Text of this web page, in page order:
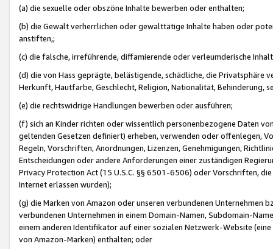
(a) die sexuelle oder obszöne Inhalte bewerben oder enthalten;
(b) die Gewalt verherrlichen oder gewalttätige Inhalte haben oder
anstiften,;
(c) die falsche, irreführende, diffamierende oder verleumderische
(d) die von Hass geprägte, belästigende, schädliche, die Privatsphäre
Herkunft, Hautfarbe, Geschlecht, Religion, Nationalität, Behinderung,
(e) die rechtswidrige Handlungen bewerben oder ausführen;
(f) sich an Kinder richten oder wissentlich personenbezogene Daten
geltenden Gesetzen definiert) erheben, verwenden oder offenlegen,
Regeln, Vorschriften, Anordnungen, Lizenzen, Genehmigungen,
Entscheidungen oder andere Anforderungen einer zuständigen
Privacy Protection Act (15 U.S.C. §§ 6501-6506) oder Vorschriften,
Internet erlassen wurden);
(g) die Marken von Amazon oder unseren verbundenen Unternehmen
verbundenen Unternehmen in einem Domain-Namen, Subdomain-
einem anderen Identifikator auf einer sozialen Netzwerk-Website
von Amazon-Marken) enthalten; oder